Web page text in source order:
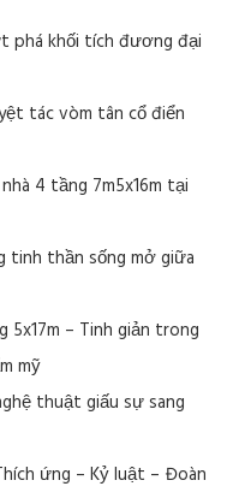
phá khối tích đương đại
tác vòm tân cổ điển
4 tầng 7m5x16m tại
tinh thần sống mở giữa
– Tinh giản trong
mỹ
thuật giấu sự sang
ứng – Kỷ luật – Đoàn